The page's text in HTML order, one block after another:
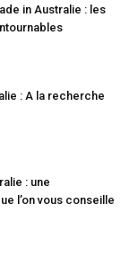
in Australie : les
: A la recherche
: une
l’on vous conseille